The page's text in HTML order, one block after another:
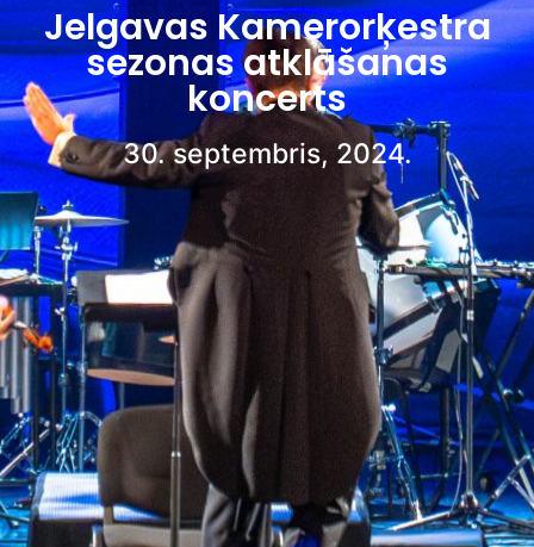
Jelgavas Kamerorķestra
sezonas atklāšanas
koncerts
30. septembris, 2024.